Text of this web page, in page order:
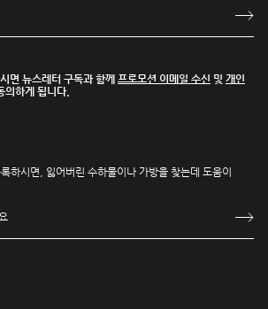
면 뉴스레터 구독과 함께 프로모션 이메일 수신 및 개인
의하게 됩니다.
하시면, 잃어버린 수하물이나 가방을 찾는데 도움이